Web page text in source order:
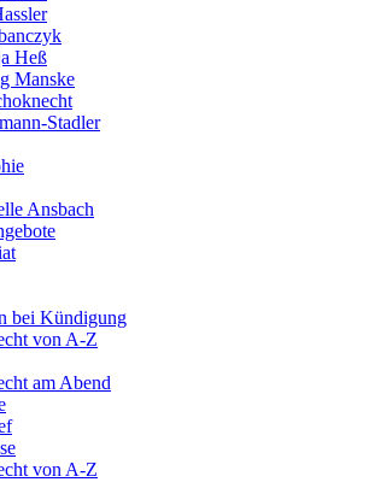
Heß
Manske
Stadler
Ansbach
bei Kündigung
von A-Z
am Abend
von A-Z